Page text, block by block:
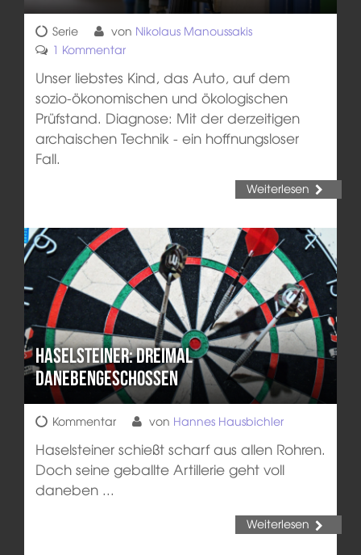
Serie von Nikolaus Manoussakis
1 Kommentar
Unser liebstes Kind, das Auto, auf dem
sozio-ökonomischen und ökologischen
Prüfstand. Diagnose: Mit der derzeitigen
archaischen Technik - ein hoffnungsloser
Fall.
Weiterlesen
Haselsteiner: Dreimal
danebengeschossen
Kommentar von Hannes Hausbichler
Haselsteiner schießt scharf aus allen Rohren.
Doch seine geballte Artillerie geht voll
daneben ...
Weiterlesen